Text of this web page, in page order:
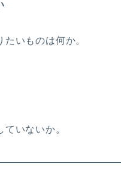
たいものは何か。
いないか。